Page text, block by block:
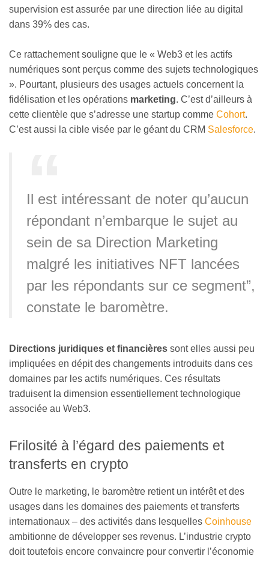
supervision est assurée par une direction liée au digital
dans 39% des cas.
Ce rattachement souligne que le « Web3 et les actifs
numériques sont perçus comme des sujets technologiques
». Pourtant, plusieurs des usages actuels concernent la
fidélisation et les opérations marketing. C’est d’ailleurs à
cette clientèle que s’adresse une startup comme Cohort.
C’est aussi la cible visée par le géant du CRM Salesforce.
Il est intéressant de noter qu’aucun
répondant n’embarque le sujet au
sein de sa Direction Marketing
malgré les initiatives NFT lancées
par les répondants sur ce segment”,
constate le baromètre.
Directions juridiques et financières sont elles aussi peu
impliquées en dépit des changements introduits dans ces
domaines par les actifs numériques. Ces résultats
traduisent la dimension essentiellement technologique
associée au Web3.
Frilosité à l’égard des paiements et
transferts en crypto
Outre le marketing, le baromètre retient un intérêt et des
usages dans les domaines des paiements et transferts
internationaux – des activités dans lesquelles Coinhouse
ambitionne de développer ses revenus. L’industrie crypto
doit toutefois encore convaincre pour convertir l’économie